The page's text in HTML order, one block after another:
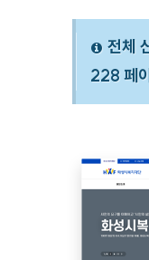
전체
228 페